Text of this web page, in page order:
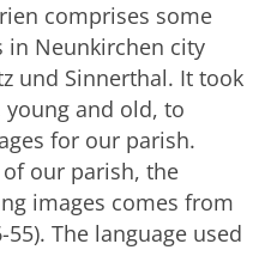
comprises some
in Neunkirchen city
und Sinnerthal. It took
and old, to
for our parish.
our parish, the
images comes from
The language used